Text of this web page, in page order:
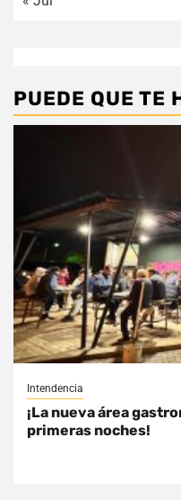
PUEDE QUE TE
Intendencia
¡La nueva área
primeras noches!